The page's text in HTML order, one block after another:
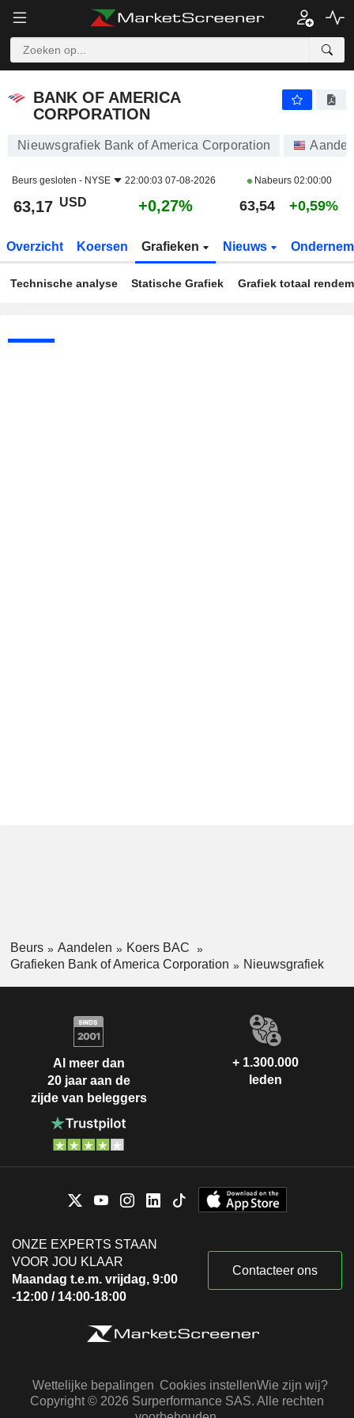
BANK OF AMERICA
CORPORATION
Nieuwsgrafiek Bank of America Corporation
Beurs gesloten - NYSE 22:00:03 07-08-2026 Nabeurs 02:00:00
63,17 USD +0,27% 63,54 +0,59%
Overzicht Koersen Grafieken Nieuws
Technische analyse Statische Grafiek Grafiek totaal
Beurs Aandelen
Koers BAC
Grafieken Bank of America Corporation
Nieuwsgrafiek
Al meer dan
20 jaar aan de
zijde van beleggers
+ 1.300.000
leden
ONZE EXPERTS STAAN
VOOR JOU KLAAR
Maandag t.e.m. vrijdag, 9:00
-12:00 / 14:00-18:00
Contacteer ons
Wettelijke bepalingen Cookies instellenWie zijn wij?
Copyright © 2026 Surperformance SAS. Alle rechten